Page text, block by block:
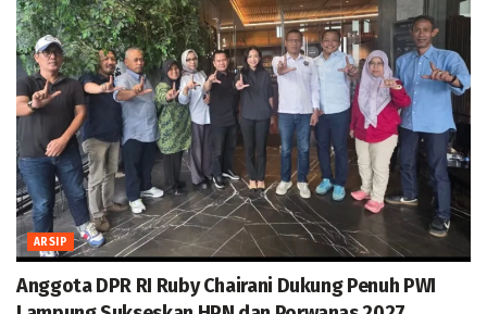
ARSIP
Anggota DPR RI Ruby Chairani Dukung Penuh PWI